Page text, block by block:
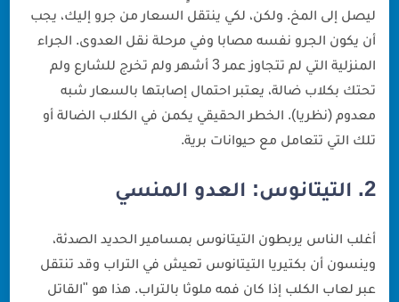
ليصل إلى المخ. ولكن، لكي ينتقل السعار من جرو إليك، يجب
أن يكون الجرو نفسه مصابا وفي مرحلة نقل العدوى. الجراء
المنزلية التي لم تتجاوز عمر 3 أشهر ولم تخرج للشارع ولم
تحتك بكلاب ضالة، يعتبر احتمال إصابتها بالسعار شبه
معدوم (نظريا). الخطر الحقيقي يكمن في الكلاب الضالة أو
تلك التي تتعامل مع حيوانات برية.
2. التيتانوس: العدو المنسي
أغلب الناس يربطون التيتانوس بمسامير الحديد الصدئة،
وينسون أن بكتيريا التيتانوس تعيش في التراب وقد تنتقل
عبر لعاب الكلب إذا كان فمه ملوثا بالتراب. هذا هو "القاتل